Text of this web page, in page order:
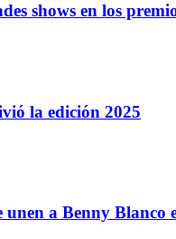
shows en los
la edición 2025
unen a Benny